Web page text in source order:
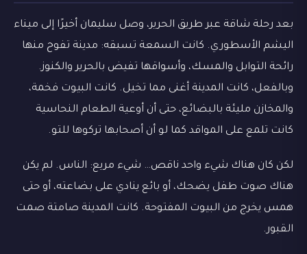
بعد رحلة شاقة عبر طريق الحرير، وصل سليمان أخيرًا إلى ميناء
اليشم الأسطوري. كانت السمعة تسبقه: مدينة تفوح منها
رائحة التوابل والمسك، وأسواقها تفيض بالحرير والكنوز.
وبالفعل، كانت المدينة أغنى مما تخيل. كانت البيوت فخمة،
والمخازن مليئة بالبضائع، حتى أن أوعية الطعام النحاسية
كانت تلمع على المواقد كما لو أن أصحابها تركوها للتو.
لكن كان هناك شيء واحد ناقص… شيء مريع: الناس. لم يكن
هناك صوت طفل يضحك، أو بائع ينادي على بضاعته، أو حتى
همس يخرج من البيوت المفتوحة. كانت المدينة صامتة صمت
القبور.